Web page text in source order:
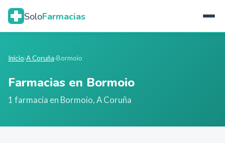
SoloFarmacias
Inicio›A Coruña›Bormoio
Farmacias en Bormoio
1 farmacia en Bormoio,A Coruña